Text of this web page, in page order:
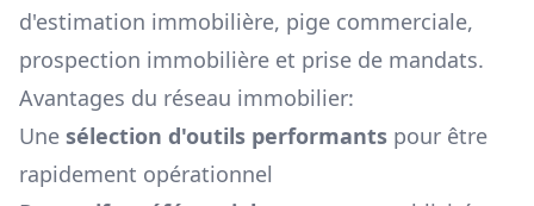
d'estimation immobilière, pige commerciale,
prospection immobilière et prise de mandats.
Avantages du réseau immobilier:
Une sélection d'outils performants pour être
rapidement opérationnel